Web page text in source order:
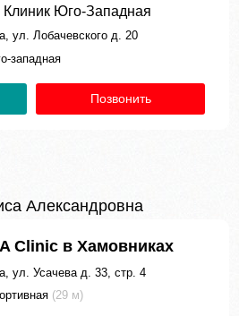
Клиник Юго-Западная
ул. Лобачевского д. 20
западная
Позвонить
Александровна
Clinic в Хамовниках
ул. Усачева д. 33, стр. 4
(29 м)